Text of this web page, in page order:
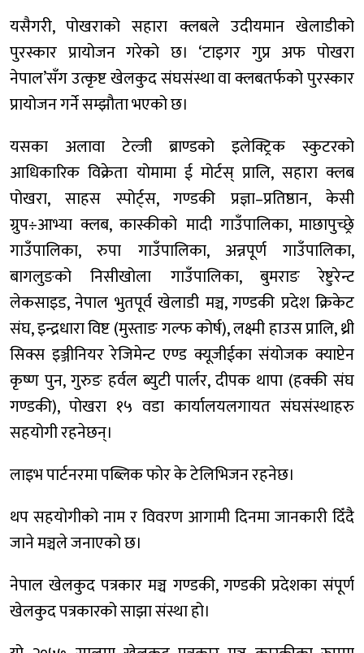
यसैगरी, पोखराको सहारा क्लबले उदीयमान खेलाडीको
पुरस्कार प्रायोजन गरेको छ। ‘टाइगर गुप्र अफ पोखरा
नेपाल’सँग उत्कृष्ट खेलकुद संघसंस्था वा क्लबतर्फको पुरस्कार
प्रायोजन गर्ने सम्झौता भएको छ।
यसका अलावा टेल्जी ब्राण्डको इलेक्ट्रिक स्कुटरको
आधिकारिक विक्रेता योमामा ई मोर्टस् प्रालि, सहारा क्लब
पोखरा, साहस स्पोर्ट्स, गण्डकी प्रज्ञा–प्रतिष्ठान, केसी
ग्रुप÷आभ्या क्लब, कास्कीको मादी गाउँपालिका, माछापुच्छ्रे
गाउँपालिका, रुपा गाउँपालिका, अन्नपूर्ण गाउँपालिका,
बागलुङको निसीखोला गाउँपालिका, बुमराङ रेष्टुरेन्ट
लेकसाइड, नेपाल भुतपूर्व खेलाडी मञ्च, गण्डकी प्रदेश क्रिकेट
संघ, इन्द्रधारा विष्ट (मुस्ताङ गल्फ कोर्ष), लक्ष्मी हाउस प्रालि, थ्री
सिक्स इञ्जीनियर रेजिमेन्ट एण्ड क्यूजीईका संयोजक क्याप्टेन
कृष्ण पुन, गुरुङ हर्वल ब्युटी पार्लर, दीपक थापा (हक्की संघ
गण्डकी), पोखरा १५ वडा कार्यालयलगायत संघसंस्थाहरु
सहयोगी रहनेछन्।
लाइभ पार्टनरमा पब्लिक फोर के टेलिभिजन रहनेछ।
थप सहयोगीको नाम र विवरण आगामी दिनमा जानकारी दिँदै
जाने मञ्चले जनाएको छ।
नेपाल खेलकुद पत्रकार मञ्च गण्डकी, गण्डकी प्रदेशका संपूर्ण
खेलकुद पत्रकारको साझा संस्था हो।